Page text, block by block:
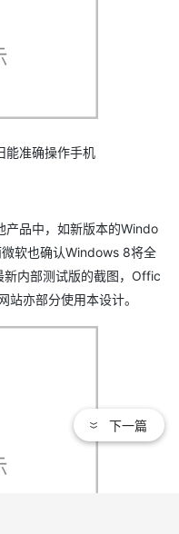
能准确操作手机
产品中，如新版本的Windo
软也确认Windows 8将全
内部测试版的截图，Offic
亦部分使用本设计。
下一篇